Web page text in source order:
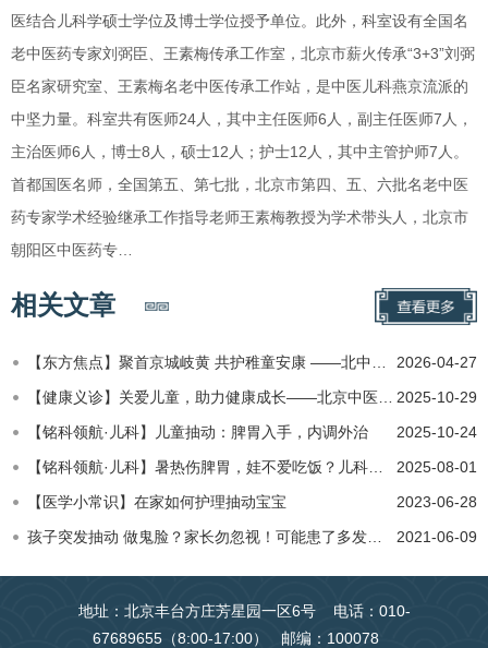
医结合儿科学硕士学位及博士学位授予单位。此外，科室设有全国名
老中医药专家刘弼臣、王素梅传承工作室，北京市薪火传承“3+3”刘弼
臣名家研究室、王素梅名老中医传承工作站，是中医儿科燕京流派的
中坚力量。科室共有医师24人，其中主任医师6人，副主任医师7人，
主治医师6人，博士8人，硕士12人；护士12人，其中主管护师7人。
首都国医名师，全国第五、第七批，北京市第四、五、六批名老中医
药专家学术经验继承工作指导老师王素梅教授为学术带头人，北京市
朝阳区中医药专…
相关文章
2026-04-27
【东方焦点】聚首京城岐黄 共护稚童安康 ——北中医东方医院牵头启动北京市中医儿科优势专科联盟
2025-10-29
【健康义诊】关爱儿童，助力健康成长——北京中医药大学东方医院儿科“抽动障碍关爱日”主题义诊
2025-10-24
​【铭科领航·儿科】儿童抽动：脾胃入手，内调外治
2025-08-01
【铭科领航·儿科】暑热伤脾胃，娃不爱吃饭？儿科医生教你5招拯救“饭渣”宝宝
2023-06-28
【医学小常识】在家如何护理抽动宝宝
2021-06-09
孩子突发抽动 做鬼脸？家长勿忽视！可能患了多发性抽动症
地址：北京丰台方庄芳星园一区6号 电话：010-
67689655（8:00-17:00） 邮编：100078